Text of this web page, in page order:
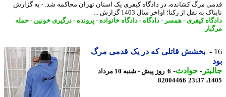
مرگ کشانده، در دادگاه کیفری یک استان تهران محاکمه شد. - به گزارش
به نقل از رکنا؛ اواخر سال 1403 گزارش ...
کیفری- همسر-دادگاه -دادگاه خانواده- پرونده -درگیری خونین-حمله
بخشش قاتلی که در یک قدمی مرگ
-حوادث -
6 روز پیش - شنبه 10 مرداد
82004466